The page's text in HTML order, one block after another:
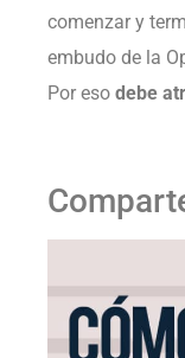
comenzar y
embudo de la
Por eso debe